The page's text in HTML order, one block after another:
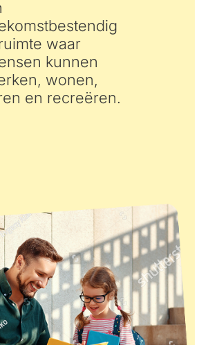
waar
kunnen
wonen,
en recreëren.